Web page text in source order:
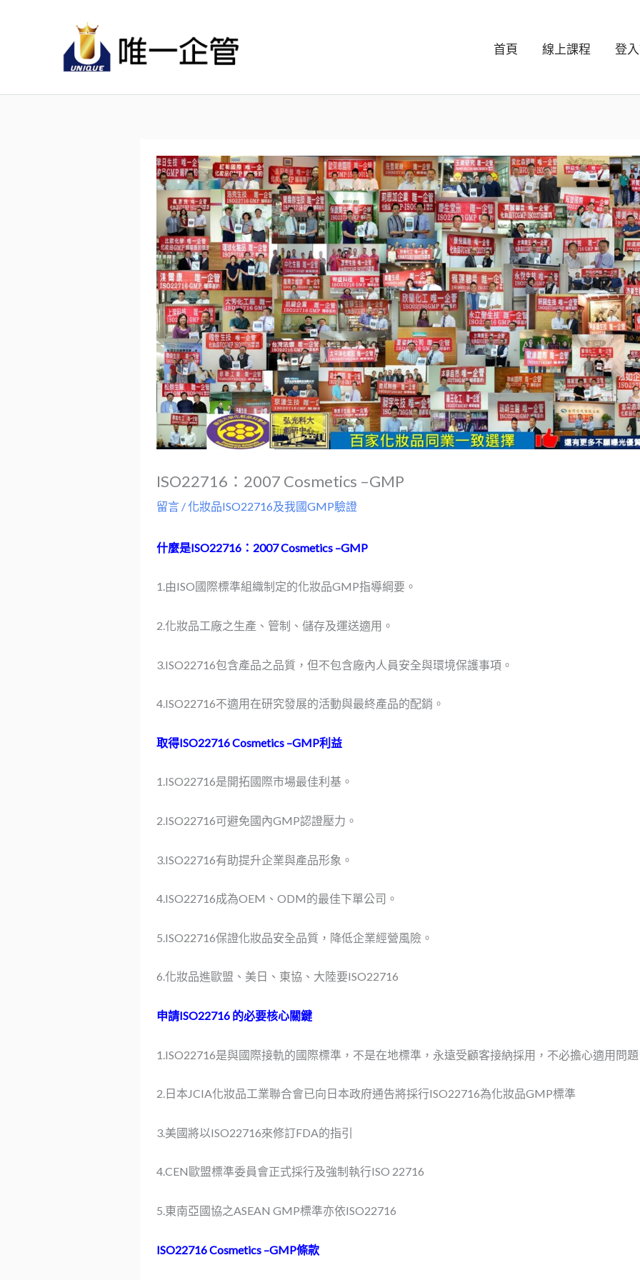
內
首頁 線上課程 登
ISO22716：2007 Cosmetics –GMP
留言 /化妝品ISO22716及我國GMP驗證
什麼是ISO22716：2007 Cosmetics –GMP
1.由ISO國際標準組織制定的化妝品GMP指導綱要。
2.化妝品工廠之生產、管制、儲存及運送適用。
3.ISO22716包含產品之品質，但不包含廠內人員安全與環境保護事項。
4.ISO22716不適用在研究發展的活動與最終產品的配銷。
取得ISO22716 Cosmetics –GMP利益
1.ISO22716是開拓國際市場最佳利基。
2.ISO22716可避免國內GMP認證壓力。
3.ISO22716有助提升企業與產品形象。
4.ISO22716成為OEM、ODM的最佳下單公司。
5.ISO22716保證化妝品安全品質，降低企業經營風險。
6.化妝品進歐盟、美日、東協、大陸要ISO22716
申請ISO22716 的必要核心關鍵
1.ISO22716是與國際接軌的國際標準，不是在地標準，永遠受顧客接納採用，不必擔心適用問
2.日本JCIA化妝品工業聯合會已向日本政府通告將採行ISO22716為化妝品GMP標準
3.美國將以ISO22716來修訂FDA的指引
4.CEN歐盟標準委員會正式採行及強制執行ISO 22716
5.東南亞國協之ASEAN GMP標準亦依ISO22716
ISO22716 Cosmetics –GMP條款